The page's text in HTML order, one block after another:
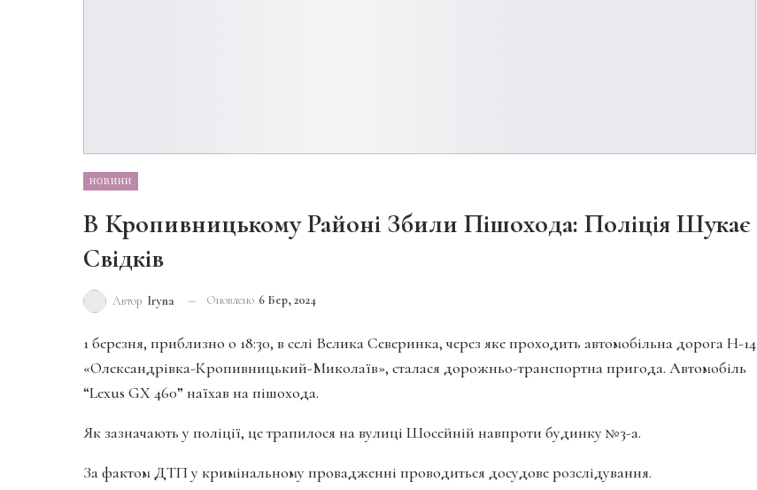
НОВИНИ
В Кропивницькому Районі Збили Пішохода: Поліція Шукає
Свідків
Автор Iryna Оновлено 6 Бер, 2024
1 березня, приблизно о 18:30, в селі Велика Северинка, через яке проходить автомобільна дорога Н-14
«Олександрівка-Кропивницький-Миколаїв», сталася дорожньо-транспортна пригода. Автомобіль
“Lexus GX 460” наїхав на пішохода.
Як зазначають у поліції, це трапилося на вулиці Шосейній навпроти будинку №3-а.
За фактом ДТП у кримінальному провадженні проводиться досудове розслідування.